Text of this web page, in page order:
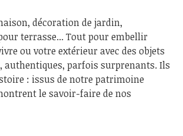
décoration de jardin,
terrasse... Tout pour embellir
ou votre extérieur avec des objets
authentiques, parfois surprenants. Ils
: issus de notre patrimoine
le savoir-faire de nos